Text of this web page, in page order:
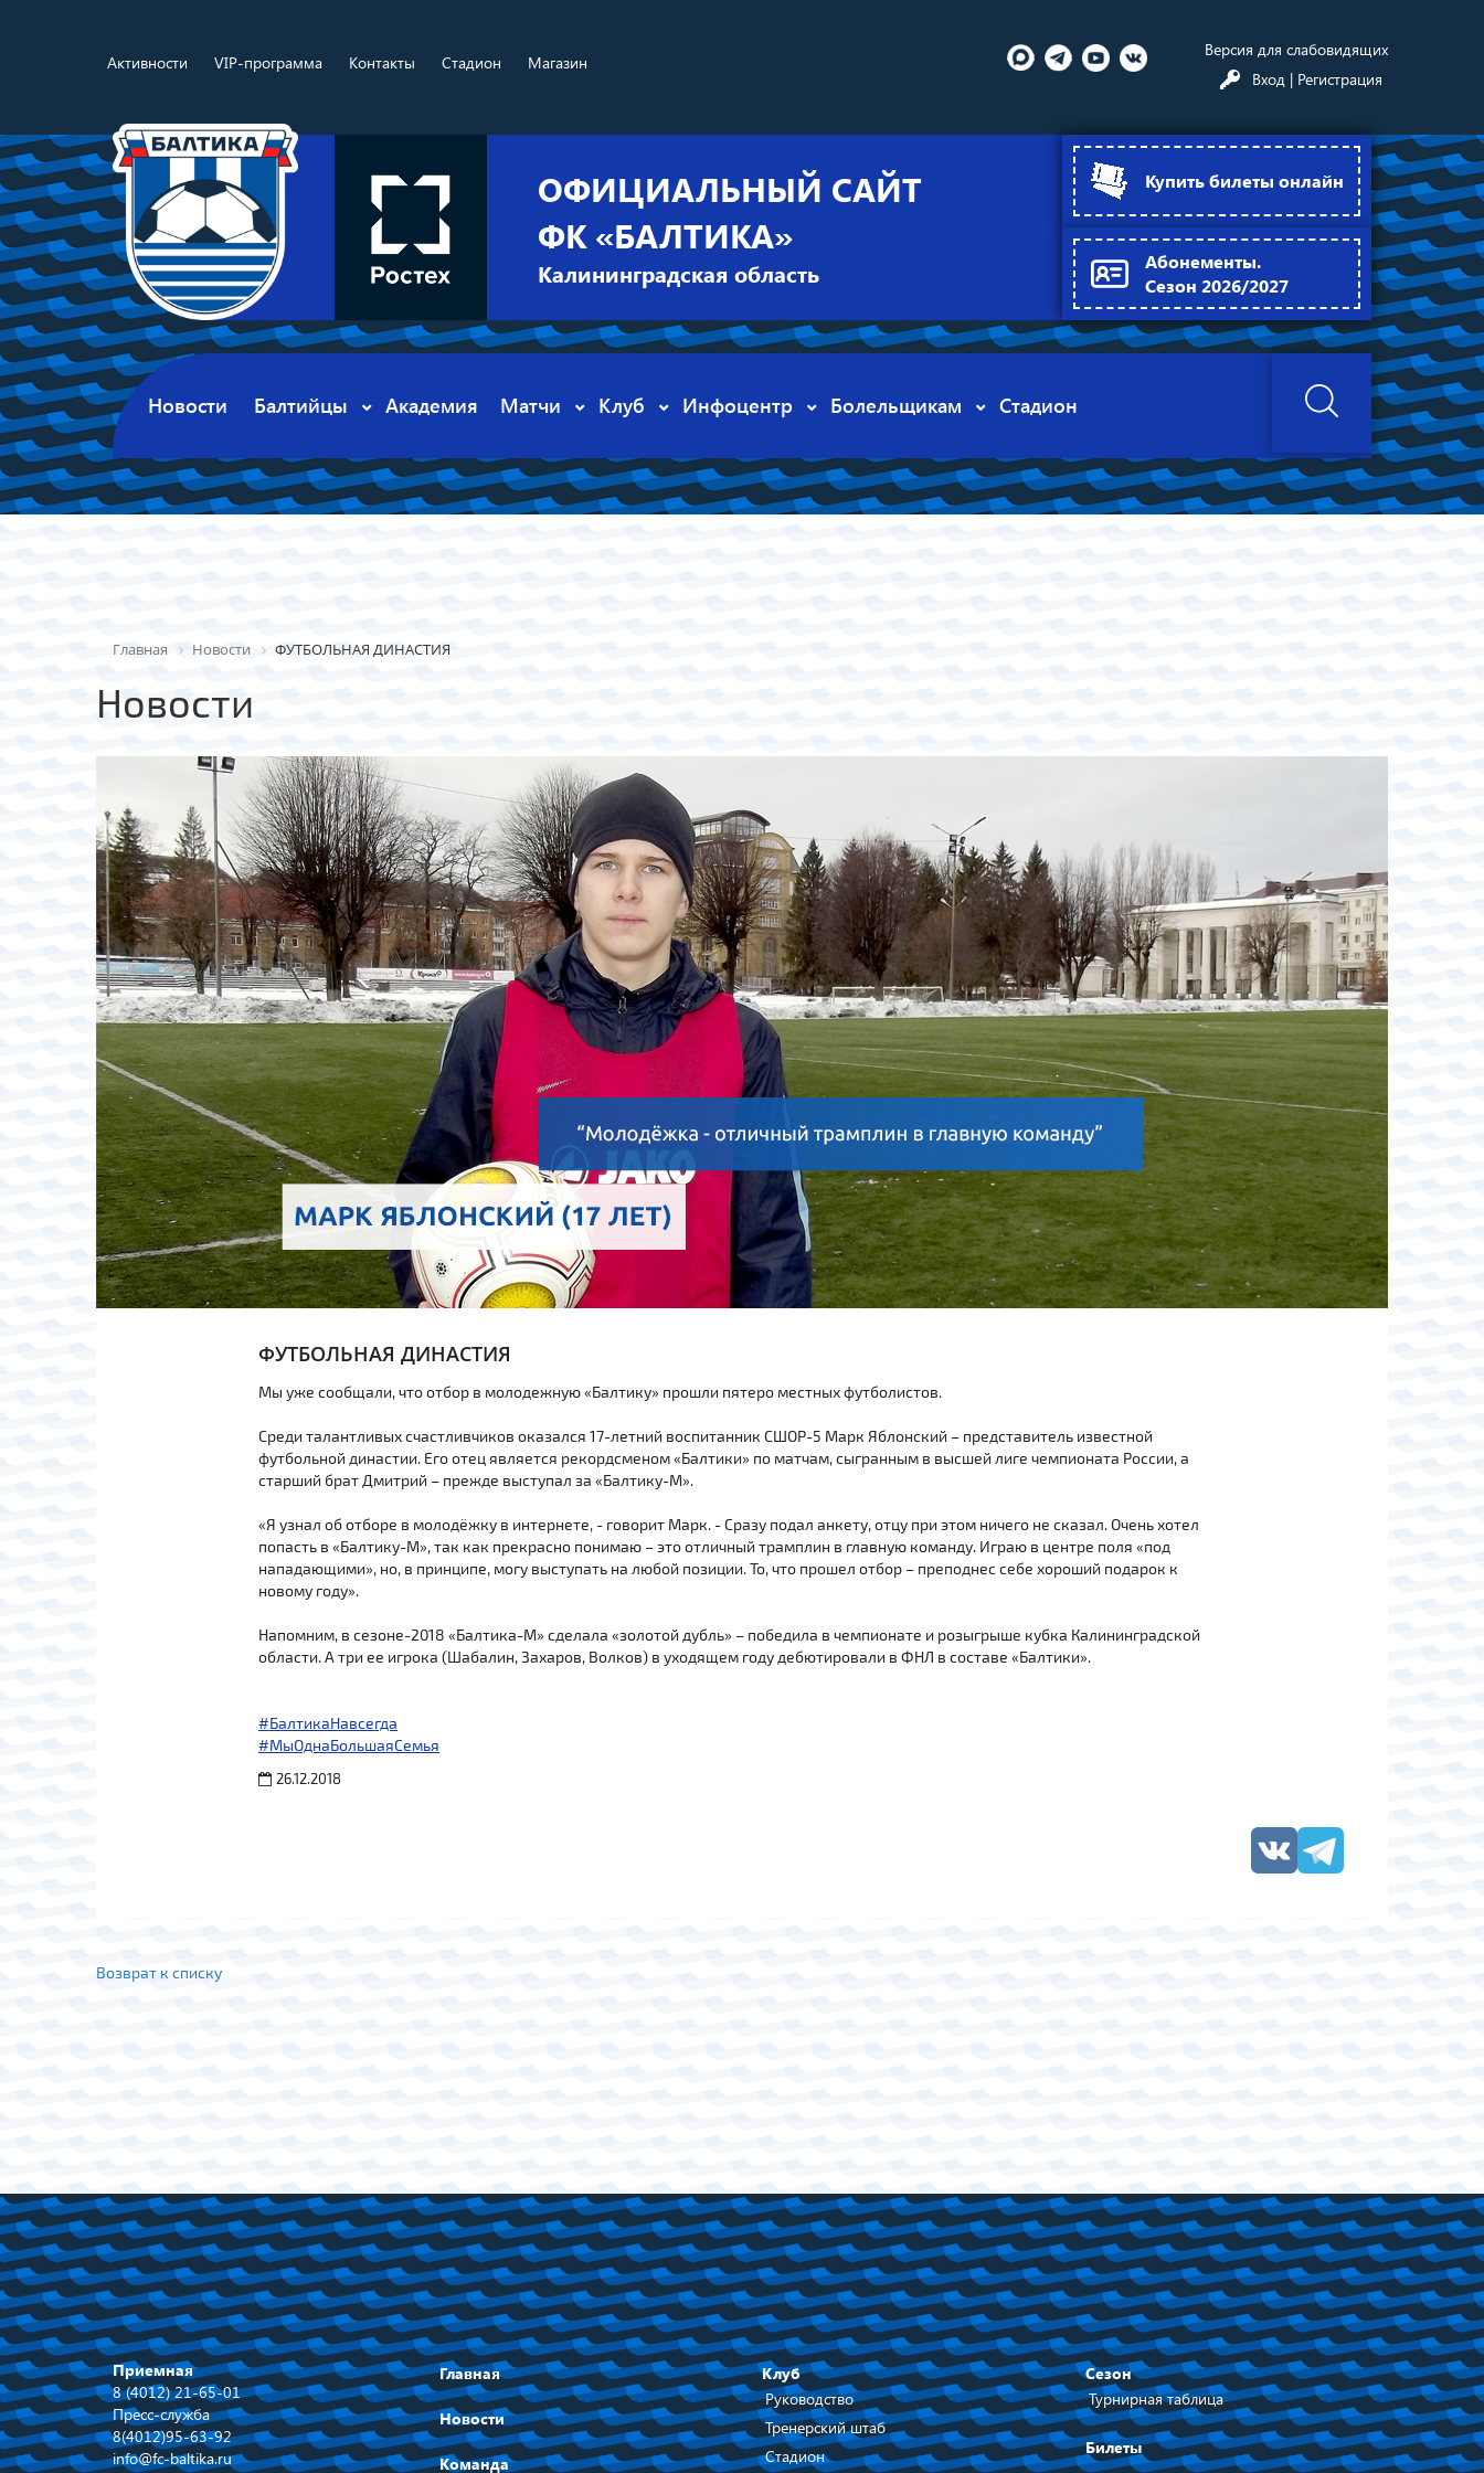
Активности VIP-программа Контакты Стадион Магазин
Версия для слабовидящих
Вход | Регистрация
ОФИЦИАЛЬНЫЙ САЙТ
ФК «БАЛТИКА»
Калининградская область
Купить билеты онлайн
Абонементы.
Сезон 2026/2027
Новости Балтийцы Академия Матчи Клуб Инфоцентр Болельщикам Стадион
Главная Новости ФУТБОЛЬНАЯ ДИНАСТИЯ
Новости
ФУТБОЛЬНАЯ ДИНАСТИЯ
Мы уже сообщали, что отбор в молодежную «Балтику» прошли пятеро местных футболистов.
Среди талантливых счастливчиков оказался 17-летний воспитанник СШОР-5 Марк Яблонский – представитель известной
футбольной династии. Его отец является рекордсменом «Балтики» по матчам, сыгранным в высшей лиге чемпионата России, а
старший брат Дмитрий – прежде выступал за «Балтику-М».
«Я узнал об отборе в молодёжку в интернете, - говорит Марк. - Сразу подал анкету, отцу при этом ничего не сказал. Очень хотел
попасть в «Балтику-М», так как прекрасно понимаю – это отличный трамплин в главную команду. Играю в центре поля «под
нападающими», но, в принципе, могу выступать на любой позиции. То, что прошел отбор – преподнес себе хороший подарок к
новому году».
Напомним, в сезоне-2018 «Балтика-М» сделала «золотой дубль» – победила в чемпионате и розыгрыше кубка Калининградской
области. А три ее игрока (Шабалин, Захаров, Волков) в уходящем году дебютировали в ФНЛ в составе «Балтики».
#БалтикаНавсегда
#МыОднаБольшаяСемья
26.12.2018
Возврат к списку
Приемная
8 (4012) 21-65-01
Пресс-служба
8(4012)95-63-92
info@fc-baltika.ru
Главная
Новости
Команда
Клуб
Руководство
Тренерский штаб
Стадион
Сезон
Турнирная таблица
Билеты